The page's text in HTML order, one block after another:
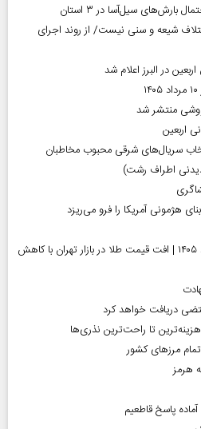
شیعه و سنی نیست/ از روند اجرای
در البرز اعلام شد
منتشر شد
اربعین
سریال‌های شرقی محبوب مخاطبان
اطراف رشت)
هژمونی آمریکا را فرو می‌ریزد
قیمت طلا و سکه امروز ۱۱ مرداد ۱۴۰۵ | افت قیمت طلا در بازار تهران با کاهش
دریافت خواهد کرد
تا راحت‌ترین نذری‌ها
پاسخ قاطعیم